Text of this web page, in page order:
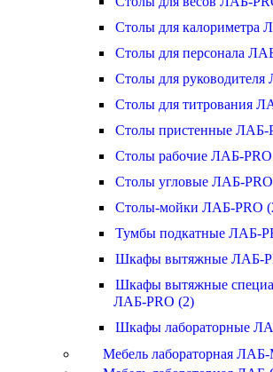
Столы для калориметра
Столы для персонала
Столы для
Столы для титрования
Столы пристенные ЛАБ-
Столы рабочие ЛАБ-
Столы угловые ЛАБ-
Столы-мойки ЛАБ-PRO
Тумбы подкатные ЛАБ-
Шкафы вытяжные ЛАБ-
Шкафы вытяжные
ЛАБ-PRO (2)
Шкафы лабораторные
Мебель лабораторная